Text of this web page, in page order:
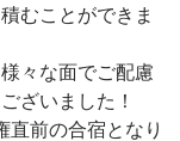
むことができま
々な面でご配慮
ざいました！
直前の合宿となり